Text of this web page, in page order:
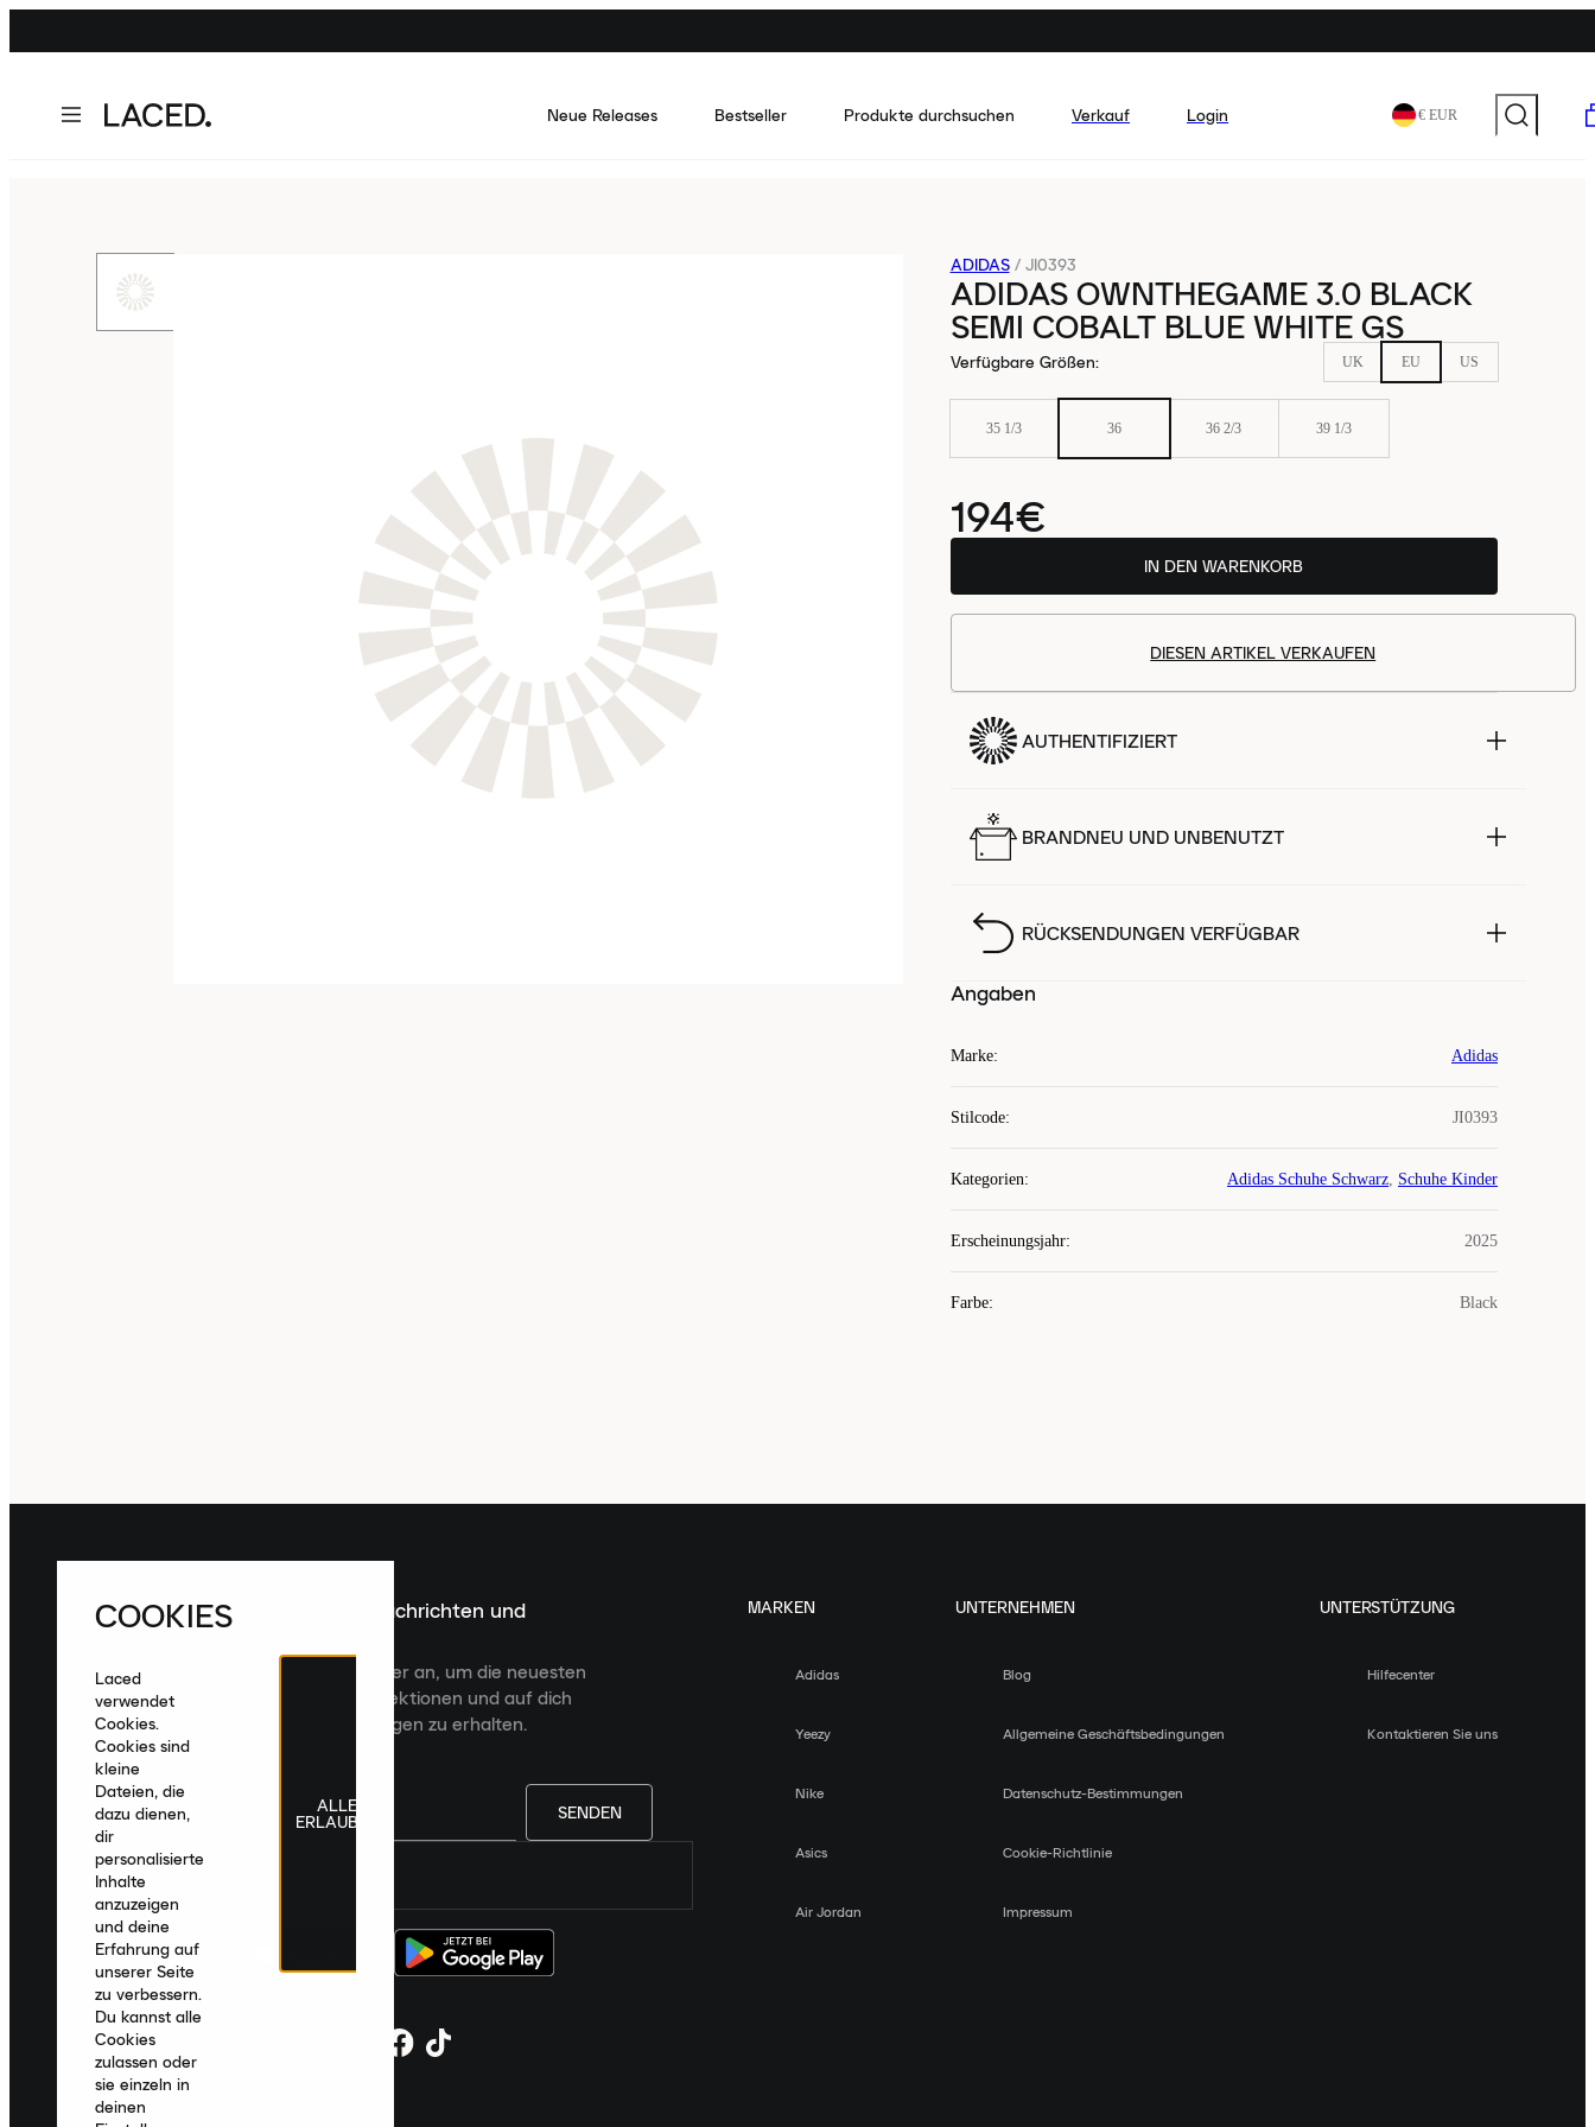
Neue Releases Bestseller Produkte durchsuchen Verkauf Login € EUR
ADIDAS / JI0393
ADIDAS OWNTHEGAME 3.0 BLACK
SEMI COBALT BLUE WHITE GS
Verfügbare Größen: UK EU US
35 1/3 36 36 2/3 39 1/3
194€
IN DEN WARENKORB
DIESEN ARTIKEL VERKAUFEN
AUTHENTIFIZIERT
BRANDNEU UND UNBENUTZT
RÜCKSENDUNGEN VERFÜGBAR
Angaben
Marke: Adidas
Stilcode: JI0393
Kategorien: Adidas Schuhe Schwarz, Schuhe Kinder
Erscheinungsjahr: 2025
Farbe: Black
Melde dich für die neuesten Nachrichten und
Veröffentlichungen an
Melde dich für den Laced Newsletter an, um die neuesten
Veröffentlichungen, kuratierte Kollektionen und auf dich
zugeschnittene Produktempfehlungen zu erhalten.
SENDEN
MARKEN
Adidas
Yeezy
Nike
Asics
Air Jordan
UNTERNEHMEN
Blog
Allgemeine Geschäftsbedingungen
Datenschutz-Bestimmungen
Cookie-Richtlinie
Impressum
UNTERSTÜTZUNG
Hilfecenter
Kontaktieren Sie uns
COOKIES
Laced
verwendet
Cookies.
Cookies sind
kleine
Dateien, die
dazu dienen,
dir
personalisierte
Inhalte
anzuzeigen
und deine
Erfahrung auf
unserer Seite
zu verbessern.
Du kannst alle
Cookies
zulassen oder
sie einzeln in
deinen
ALLE
ERLAUBEN